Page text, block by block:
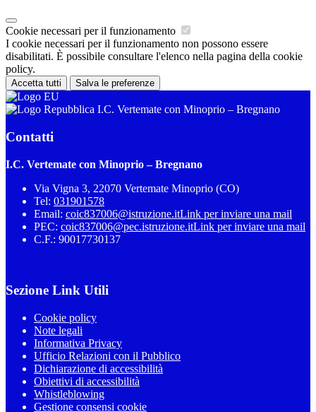
Cookie necessari per il funzionamento
I cookie necessari per il funzionamento non possono essere
disabilitati. È possibile consultare l'elenco nella pagina della cookie
policy.
Accetta tutti Salva le preferenze
I.C. Vertemate con Minoprio – Bregnano
Contatti
I.C. Vertemate con Minoprio – Bregnano
Via Vigna 3, 22070 Vertemate Minoprio (CO)
Tel: 031901578
Email: coic837006@istruzione.itLink per inviare una mail
PEC: coic837006@pec.istruzione.itLink per inviare una mail
C.F.: 90017730137
Sezione Link Utili
Cookie policy
Note legali
Informativa Privacy
Ufficio Relazioni con il Pubblico
Dichiarazione di accessibilità
Obiettivi di accessibilità
Whistleblowing
Gestione consensi cookie